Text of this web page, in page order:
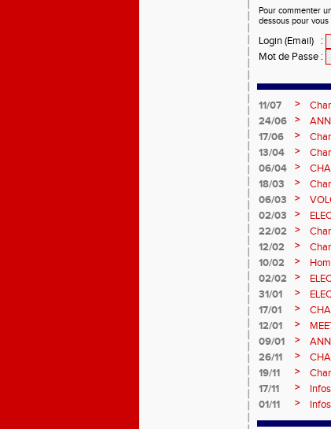
Pour commenter
dessous pour
Login (Email)
:
Mot de Passe :
11/07 >
et
24/06 >
17/06 >
fond
13/04 >
06/04 >
18/03
>
06/03 >
02/03
>
22/02 >
12/02 >
10/02 >
02/02 >
vote
31/01 >
17/01
>
12/01 >
09/01
>
26/11 >
19/11 >
17/11
>
01/11
>